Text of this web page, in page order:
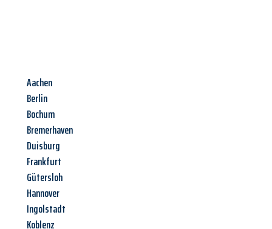
Aachen
Berlin
Bochum
Bremerhaven
Duisburg
Frankfurt
Gütersloh
Hannover
Ingolstadt
Koblenz